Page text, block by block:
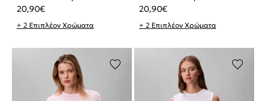
20,90€
+ 2 Επιπλέον Χρώματα
20,90€
+ 2 Επιπλέον Χρώματα